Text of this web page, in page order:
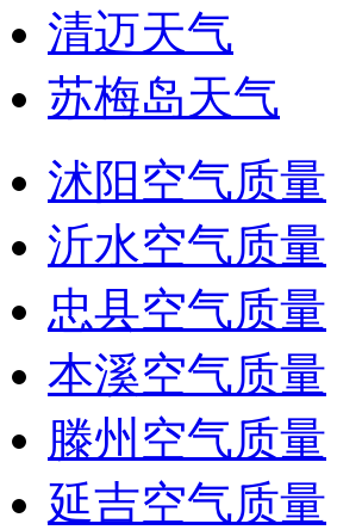
清迈天气
苏梅岛天气
沭阳空气质量
沂水空气质量
忠县空气质量
本溪空气质量
滕州空气质量
延吉空气质量